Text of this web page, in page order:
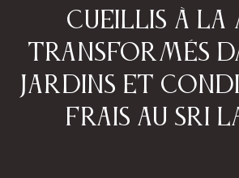
cueillis à la
transformés
jardins et
frais au Sri